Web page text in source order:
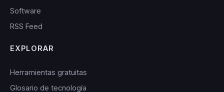
Software
RSS Feed
EXPLORAR
Herramientas gratuitas
Glosario de tecnología